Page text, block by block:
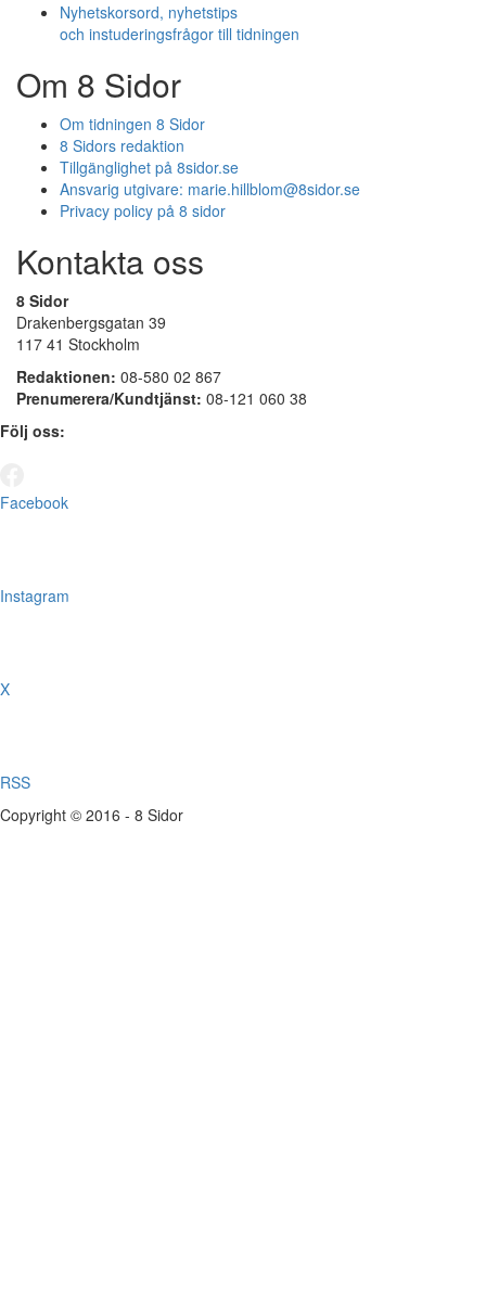
Nyhetskorsord, nyhetstips
och instuderingsfrågor till tidningen
Om 8 Sidor
Om tidningen 8 Sidor
8 Sidors redaktion
Tillgänglighet på 8sidor.se
Ansvarig utgivare: marie.hillblom@8sidor.se
Privacy policy på 8 sidor
Kontakta oss
8 Sidor
Drakenbergsgatan 39
117 41 Stockholm
Redaktionen: 08-580 02 867
Prenumerera/Kundtjänst: 08-121 060 38
Följ oss:
Facebook
Instagram
X
RSS
Copyright © 2016 - 8 Sidor